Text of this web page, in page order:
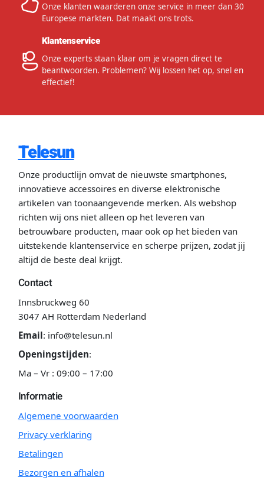
Onze klanten waarderen onze service in meer dan 30
Europese markten. Dat maakt ons trots.
Klantenservice
Onze experts staan klaar om je vragen direct te
beantwoorden. Problemen? Wij lossen het op, snel en
effectief!
Telesun
Onze productlijn omvat de nieuwste smartphones,
innovatieve accessoires en diverse elektronische
artikelen van toonaangevende merken. Als webshop
richten wij ons niet alleen op het leveren van
betrouwbare producten, maar ook op het bieden van
uitstekende klantenservice en scherpe prijzen, zodat jij
altijd de beste deal krijgt.
Contact
Innsbruckweg 60
3047 AH Rotterdam Nederland
Email: info@telesun.nl
Openingstijden:
Ma – Vr : 09:00 – 17:00
Informatie
Algemene voorwaarden
Privacy verklaring
Betalingen
Bezorgen en afhalen